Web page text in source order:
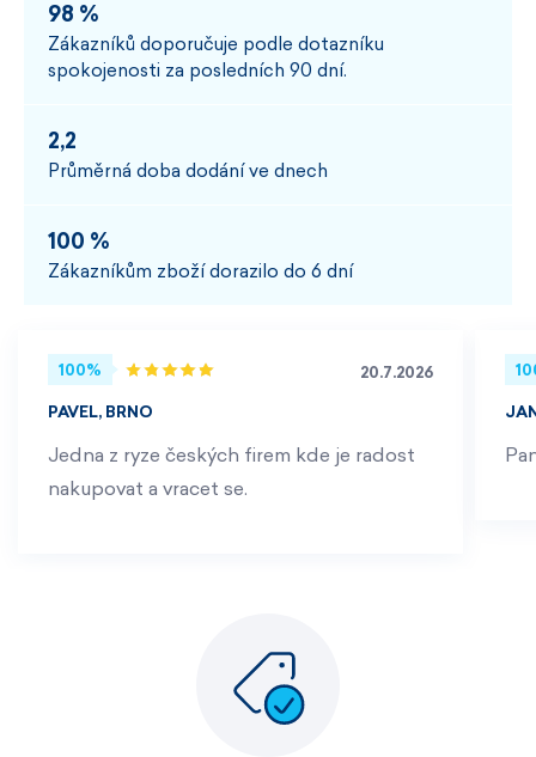
98 %
Zákazníků doporučuje podle dotazníku
spokojenosti za posledních 90 dní.
2,2
Průměrná doba dodání ve dnech
100 %
Zákazníkům zboží dorazilo do 6 dní
100% 20.7.2026
PAVEL, BRNO
Jedna z ryze českých firem kde je radost
nakupovat a vracet se.